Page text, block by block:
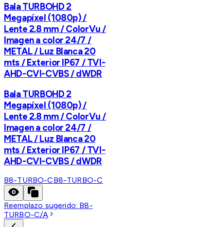
Bala TURBOHD 2
Megapíxel (1080p) /
Lente 2.8 mm / ColorVu /
Imagen a color 24/7 /
METAL / Luz Blanca 20
mts / Exterior IP67 / TVI-
AHD-CVI-CVBS / dWDR
Bala TURBOHD 2
Megapíxel (1080p) /
Lente 2.8 mm / ColorVu /
Imagen a color 24/7 /
METAL / Luz Blanca 20
mts / Exterior IP67 / TVI-
AHD-CVI-CVBS / dWDR
B8-TURBO-CB8-TURBO-C
Reemplazo sugerido: B8-
TURBO-C/A